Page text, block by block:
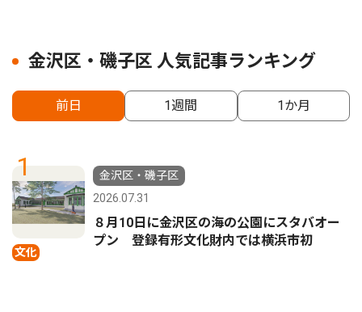
金沢区・磯子区 人気記事ランキング
前日 1週間 1か月
1
文化
金沢区・磯子区
2026.07.31
８月10日に金沢区の海の公園にスタバオー
プン 登録有形文化財内では横浜市初